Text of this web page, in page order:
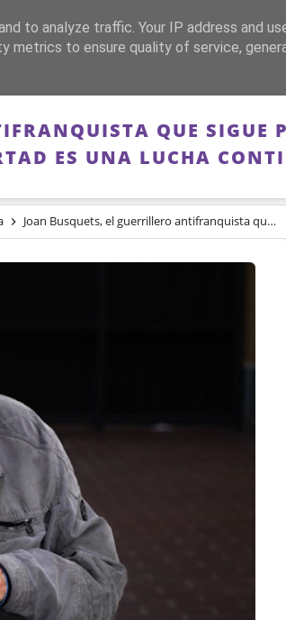
GUERRA DE ESPAÑA MEMORIA
QUE
ES UNA LUCHA
Joan Busquets, el guerrillero antifranquista que sigue pidiendo justicia a los 95 años: "La libertad es una lucha continua"
to analyze traffic. Your IP address and
metrics to ensure quality of service,